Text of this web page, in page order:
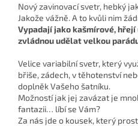
Nový zavinovací svetr, hebký
Jakože vážně. A to kvůli nim
Vypadají jako kašmírové,
zvládnou udělat velkou
Velice variabilní svetr, který
břiše, zádech, v těhotenství
doplněk Vašeho šatníku.
Možností jak jej zavázat je
fantazii… líbí se Vám?
Za nás jde o kousek, který